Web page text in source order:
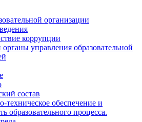
организации
коррупции
управления образовательной
состав
техническое обеспечение и
образовательного процесса.